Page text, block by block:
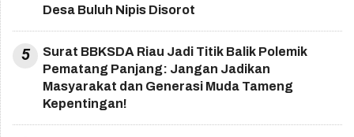
Desa Buluh Nipis Disorot
5
Surat BBKSDA Riau Jadi Titik Balik Polemik
Pematang Panjang: Jangan Jadikan
Masyarakat dan Generasi Muda Tameng
Kepentingan!